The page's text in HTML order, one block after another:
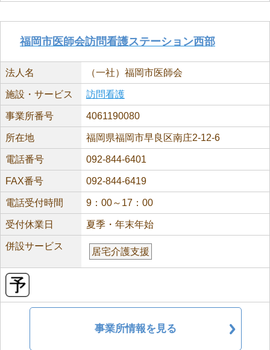
福岡市医師会訪問看護ステーション西部
法人名 （一社）福岡市医師会
施設・サービス 訪問看護
事業所番号 4061190080
所在地 福岡県福岡市早良区南庄2-12-6
電話番号 092-844-6401
FAX番号 092-844-6419
電話受付時間 9：00～17：00
受付休業日 夏季・年末年始
併設サービス
居宅介護支援
事業所情報を見る